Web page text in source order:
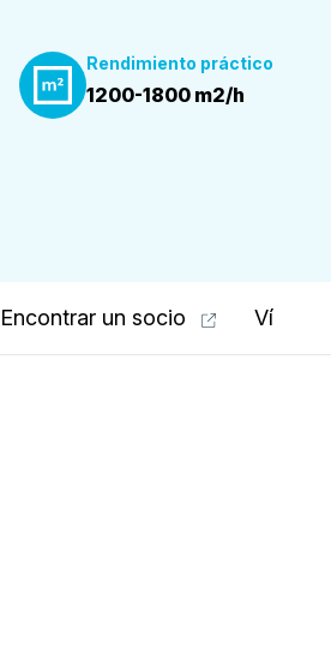
Rendimiento práctico
1200-1800 m2/h
Encontrar un socio